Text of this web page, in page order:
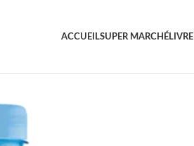
ACCUEILSUPER MARCHÉ